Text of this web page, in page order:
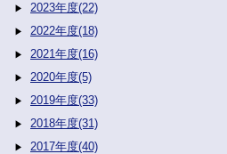
2023年度(22)
2022年度(18)
2021年度(16)
2020年度(5)
2019年度(33)
2018年度(31)
2017年度(40)